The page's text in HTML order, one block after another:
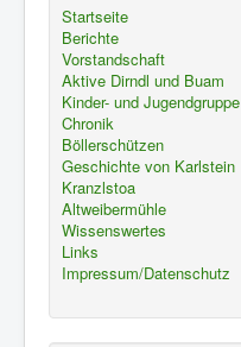
Startseite
Berichte
Vorstandschaft
Aktive Dirndl und Buam
Kinder- und Jugendgruppe
Chronik
Böllerschützen
Geschichte von Karlstein
Kranzlstoa
Altweibermühle
Wissenswertes
Links
Impressum/Datenschutz